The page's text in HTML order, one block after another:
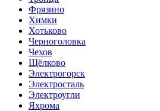
Фрязино
Химки
Хотьково
Черноголовка
Чехов
Щёлково
Электрогорск
Электросталь
Электроугли
Яхрома